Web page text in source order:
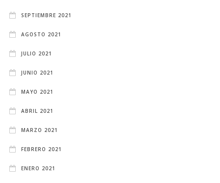
SEPTIEMBRE 2021
AGOSTO 2021
JULIO 2021
JUNIO 2021
MAYO 2021
ABRIL 2021
MARZO 2021
FEBRERO 2021
ENERO 2021